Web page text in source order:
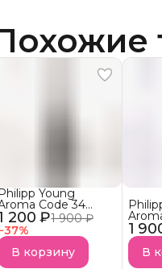
200 ₽1 900 ₽
37%
Philipp Young
Code 34
Noir Арома-
Пряный
АКЦИЯ!
В корзину
1
В